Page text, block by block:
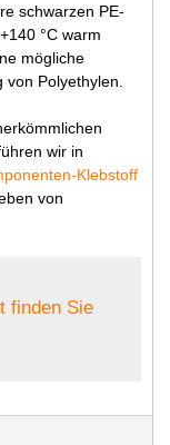
schwarzen PE-
°C warm
mögliche
Polyethylen.
wir in
Klebstoff
von
finden Sie